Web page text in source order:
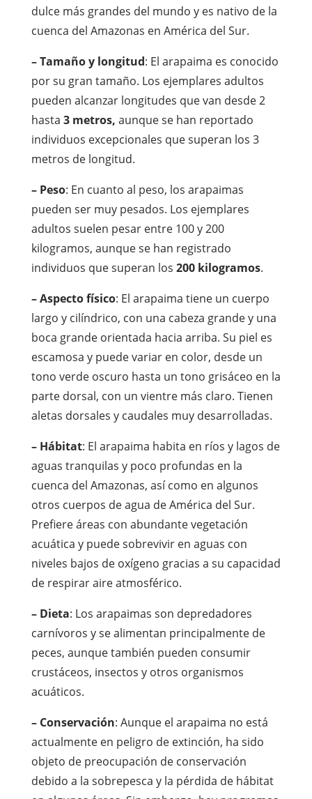
dulce más grandes del mundo y es nativo de la
cuenca del Amazonas en América del Sur.
– Tamaño y longitud: El arapaima es conocido
por su gran tamaño. Los ejemplares adultos
pueden alcanzar longitudes que van desde 2
hasta 3 metros, aunque se han reportado
individuos excepcionales que superan los 3
metros de longitud.
– Peso: En cuanto al peso, los arapaimas
pueden ser muy pesados. Los ejemplares
adultos suelen pesar entre 100 y 200
kilogramos, aunque se han registrado
individuos que superan los 200 kilogramos.
– Aspecto físico: El arapaima tiene un cuerpo
largo y cilíndrico, con una cabeza grande y una
boca grande orientada hacia arriba. Su piel es
escamosa y puede variar en color, desde un
tono verde oscuro hasta un tono grisáceo en la
parte dorsal, con un vientre más claro. Tienen
aletas dorsales y caudales muy desarrolladas.
– Hábitat: El arapaima habita en ríos y lagos de
aguas tranquilas y poco profundas en la
cuenca del Amazonas, así como en algunos
otros cuerpos de agua de América del Sur.
Prefiere áreas con abundante vegetación
acuática y puede sobrevivir en aguas con
niveles bajos de oxígeno gracias a su capacidad
de respirar aire atmosférico.
– Dieta: Los arapaimas son depredadores
carnívoros y se alimentan principalmente de
peces, aunque también pueden consumir
crustáceos, insectos y otros organismos
acuáticos.
– Conservación: Aunque el arapaima no está
actualmente en peligro de extinción, ha sido
objeto de preocupación de conservación
debido a la sobrepesca y la pérdida de hábitat